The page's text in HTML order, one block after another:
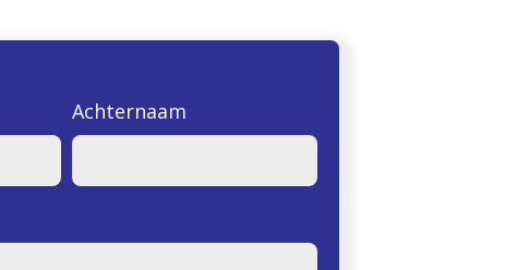
Achternaam